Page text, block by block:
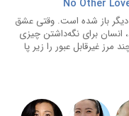
دیگر باز شده است. وقتی عشق
انسان برای نگه‌داشتن چیزی
غیرقابل عبور را زیر پا